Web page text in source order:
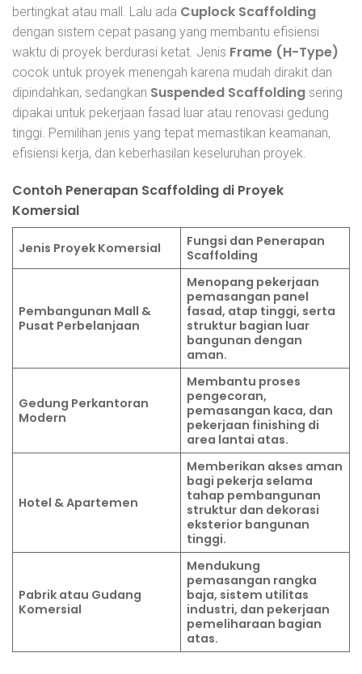
bertingkat atau mall. Lalu ada Cuplock Scaffolding
dengan sistem cepat pasang yang membantu efisiensi
waktu di proyek berdurasi ketat. Jenis Frame (H-Type)
cocok untuk proyek menengah karena mudah dirakit dan
dipindahkan, sedangkan Suspended Scaffolding sering
dipakai untuk pekerjaan fasad luar atau renovasi gedung
tinggi. Pemilihan jenis yang tepat memastikan keamanan,
efisiensi kerja, dan keberhasilan keseluruhan proyek.
Contoh Penerapan Scaffolding di Proyek
Komersial
Jenis Proyek Komersial
Fungsi dan Penerapan
Scaffolding
Pembangunan Mall &
Pusat Perbelanjaan
Menopang pekerjaan
pemasangan panel
fasad, atap tinggi, serta
struktur bagian luar
bangunan dengan
aman.
Gedung Perkantoran
Modern
Membantu proses
pengecoran,
pemasangan kaca, dan
pekerjaan finishing di
area lantai atas.
Hotel & Apartemen
Memberikan akses aman
bagi pekerja selama
tahap pembangunan
struktur dan dekorasi
eksterior bangunan
tinggi.
Pabrik atau Gudang
Komersial
Mendukung
pemasangan rangka
baja, sistem utilitas
industri, dan pekerjaan
pemeliharaan bagian
atas.